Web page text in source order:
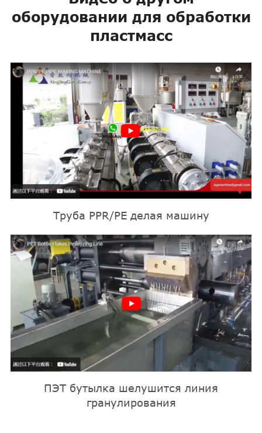
оборудовании для обработки
пластмасс
Труба PPR/PE делая машину
ПЭТ бутылка шелушится линия
гранулирования